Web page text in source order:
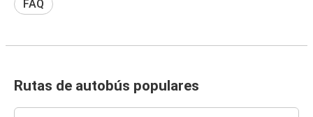
FAQ
Rutas de autobús populares